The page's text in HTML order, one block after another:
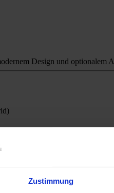
Zustimmung
Design und optionalem
Emissionen ohne